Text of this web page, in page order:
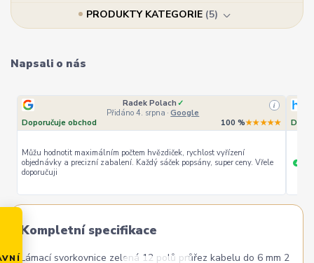
PRODUKTY KATEGORIE 5
Napsali o nás
Radek Polach ✓
Přidáno 4. srpna · Google
i
Doporučuje obchod 100 %★★★★★
Můžu hodnotit maximálním počtem hvězdiček, rychlost vyřízení
objednávky a precizní zabalení. Každý sáček popsány, super ceny. Vřele
doporučuji
+
Kompletní specifikace
Lámací svorkovnice zelená 12 polů průřez kabelu do 6 mm 2